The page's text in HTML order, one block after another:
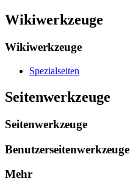
Wikiwerkzeuge
Wikiwerkzeuge
Spezialseiten
Seitenwerkzeuge
Seitenwerkzeuge
Benutzerseitenwerkzeuge
Mehr